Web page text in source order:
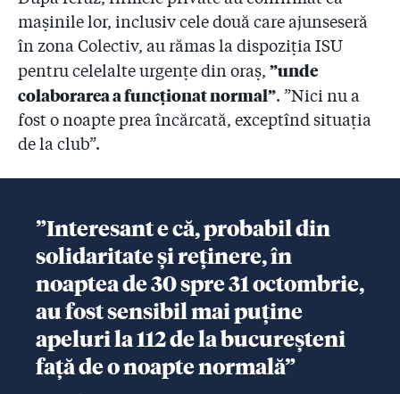
mașinile lor, inclusiv cele două care ajunseseră
în zona Colectiv, au rămas la dispoziția ISU
pentru celelalte urgențe din oraș, ”unde
colaborarea a funcționat normal”. ”Nici nu a
fost o noapte prea încărcată, exceptînd situația
de la club”.
”Interesant e că, probabil din
solidaritate și reținere, în
noaptea de 30 spre 31 octombrie,
au fost sensibil mai puține
apeluri la 112 de la bucureșteni
față de o noapte normală”